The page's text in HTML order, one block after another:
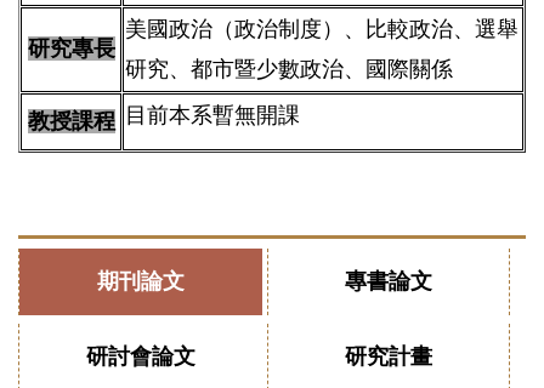
研究專長
美國政治（政治制度）、比較政治、選舉
研究、都市暨少數政治、國際關係
教授課程 目前本系暫無開課
期刊論文 專書論文
研討會論文 研究計畫